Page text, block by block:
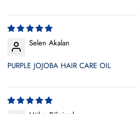
Selen Akalan
PURPLE JOJOBA HAIR CARE OIL